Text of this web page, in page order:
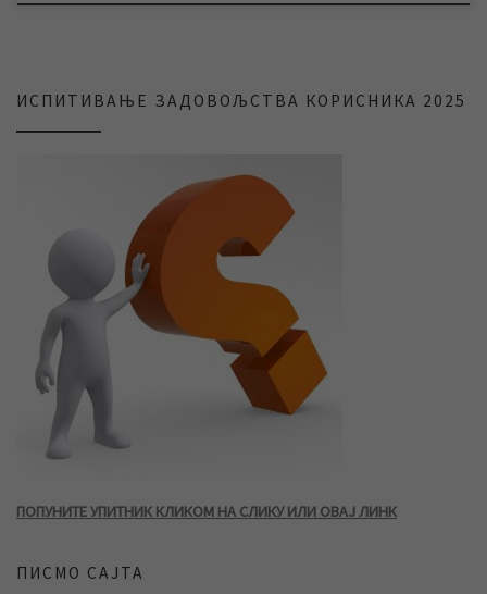
ИСПИТИВАЊЕ ЗАДОВОЉСТВА КОРИСНИКА 2025
ПОПУНИТЕ УПИТНИК КЛИКОМ НА СЛИКУ ИЛИ ОВАЈ ЛИНК
ПИСМО САЈТА